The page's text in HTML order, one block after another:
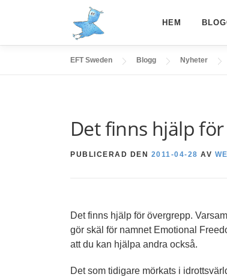
HEM
EFT Sweden Blogg Nyheter
Det finns hjälp
PUBLICERAD DEN 2011-04-28 AV
Det finns hjälp för övergrepp.
gör skäl för namnet Emotional
att du kan hjälpa andra också.
Det som tidigare mörkats i